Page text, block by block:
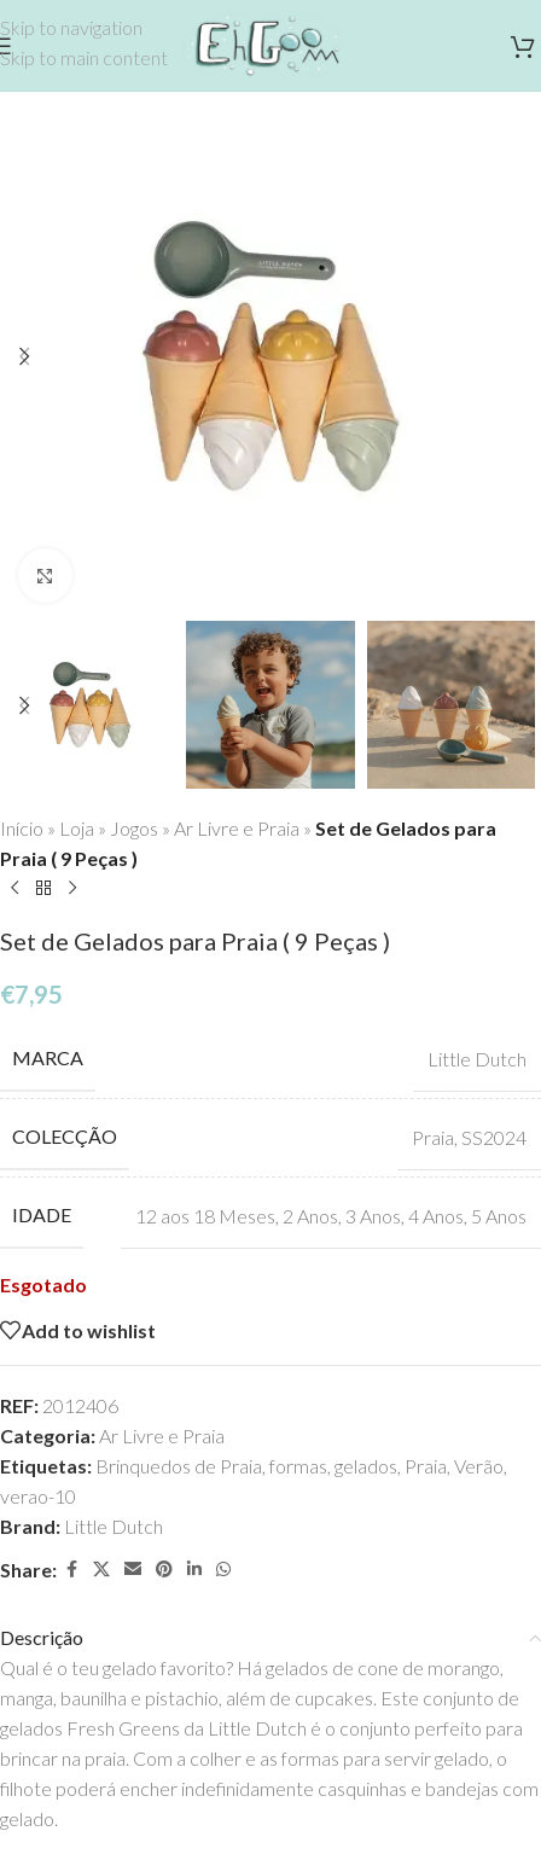
Skip to navigation
Skip to main content
Início » Loja » Jogos » Ar Livre e Praia » Set de Gelados para
Praia ( 9 Peças )
Set de Gelados para Praia ( 9 Peças )
€7,95
MARCA Little Dutch
COLECÇÃO Praia SS2024
IDADE 12 aos 18 Meses 2 Anos 3 Anos 4 Anos 5 Anos
Esgotado
Add to wishlist
REF: 2012406
Categoria:Ar Livre e Praia
Etiquetas: Brinquedos de Praia, formas, gelados, Praia, Verão,
verao-10
Brand: Little Dutch
Share:
Descrição
Qual é o teu gelado favorito? Há gelados de cone de morango,
manga, baunilha e pistachio, além de cupcakes. Este conjunto de
gelados Fresh Greens da Little Dutch é o conjunto perfeito para
brincar na praia. Com a colher e as formas para servir gelado, o
filhote poderá encher indefinidamente casquinhas e bandejas com
gelado.